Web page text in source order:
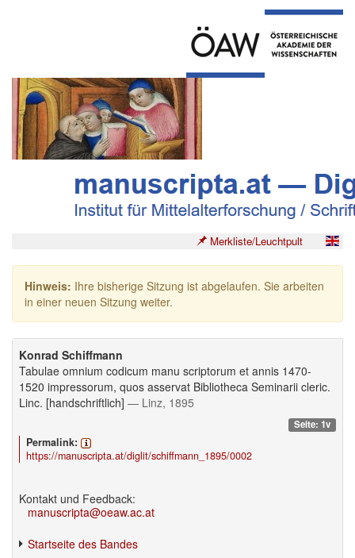
Merkliste/Leuchtpult
Hinweis: Ihre bisherige Sitzung ist abgelaufen. Sie arbeiten
in einer neuen Sitzung weiter.
Konrad Schiffmann
Tabulae omnium codicum manu scriptorum et annis 1470-
1520 impressorum, quos asservat Bibliotheca Seminarii cleric.
Linc. [handschriftlich] — Linz, 1895
Seite: 1v
Permalink:
https://manuscripta.at/diglit/schiffmann_1895/0002
Kontakt und Feedback:
manuscripta@oeaw.ac.at
Startseite des Bandes